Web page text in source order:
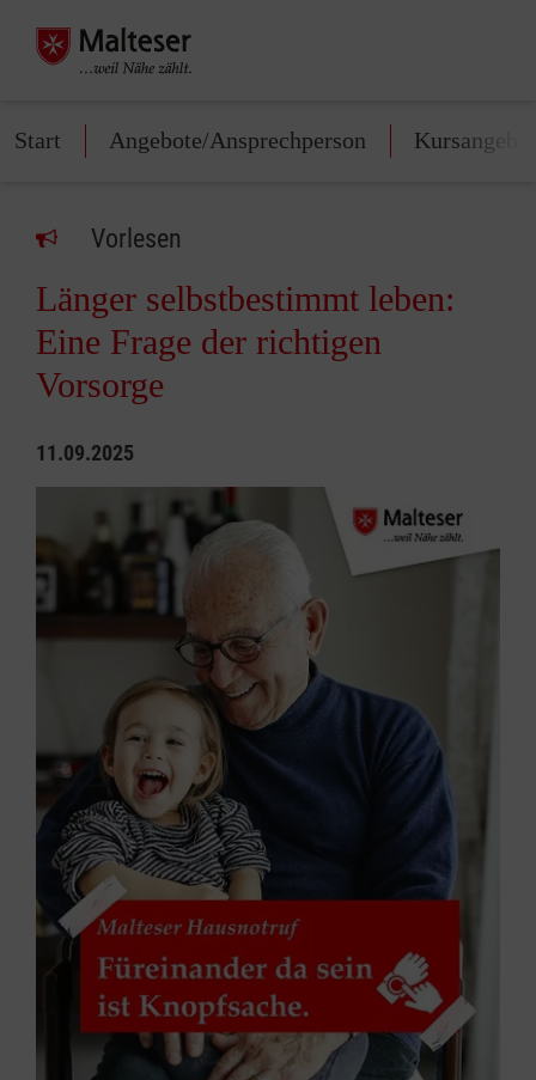
Start Angebote/Ansprechperson Kursangebot
Vorlesen
Länger selbstbestimmt leben:
Eine Frage der richtigen
Vorsorge
11.09.2025